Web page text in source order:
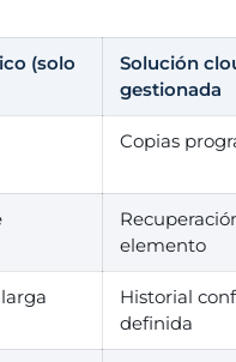
(solo
Solución
gestionada
Copias
elemento
Historial
definida